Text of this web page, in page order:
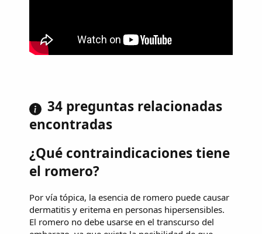
34 preguntas relacionadas
encontradas
¿Qué contraindicaciones tiene
el romero?
Por vía tópica, la esencia de romero puede causar
dermatitis y eritema en personas hipersensibles.
El romero no debe usarse en el transcurso del